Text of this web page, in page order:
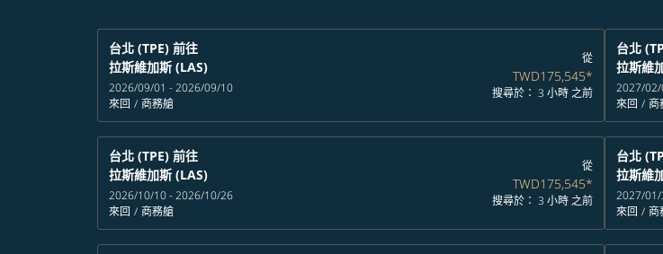
台北 (TPE) 前往
拉斯維加斯 (LAS)
2026/09/01 - 2026/09/10
來回 / 商務艙
從
TWD175,545*
搜尋於： 3 小時 之前
台北
拉斯維
2027/02/
來回 / 商
台北 (TPE) 前往
拉斯維加斯 (LAS)
2026/10/10 - 2026/10/26
來回 / 商務艙
從
TWD175,545*
搜尋於： 3 小時 之前
台北
拉斯維
2027/
來回 / 商